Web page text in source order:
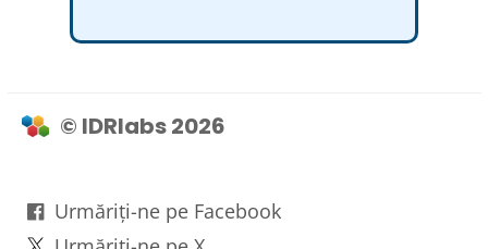
© IDRlabs 2026
Urmăriți-ne pe Facebook